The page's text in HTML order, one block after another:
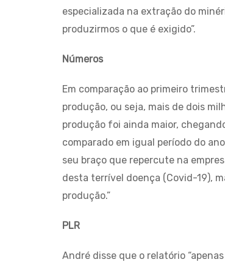
especializada na extração do
produzirmos o que é exigido”.
Números
Em comparação ao primeiro
produção, ou seja, mais de dois
produção foi ainda maior,
comparado em igual período do
seu braço que repercute na
desta terrível doença (Covid-19),
produção.”
PLR
André disse que o relatório